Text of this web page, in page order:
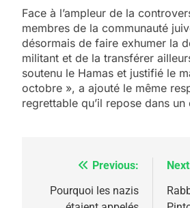
Face à l’ampleur de la
membres de la communauté
désormais de faire exhumer la
militant et de la transférer
soutenu le Hamas et justifié le
octobre », a ajouté le même
regrettable qu’il repose dans
Navigation
de
Previous:
Pourquoi les nazis
FIÈRE,
POURQUOI
MA
Zrihen-Dvir
ISRAÉL JUDAISME
7
CE QUI
Maroc :